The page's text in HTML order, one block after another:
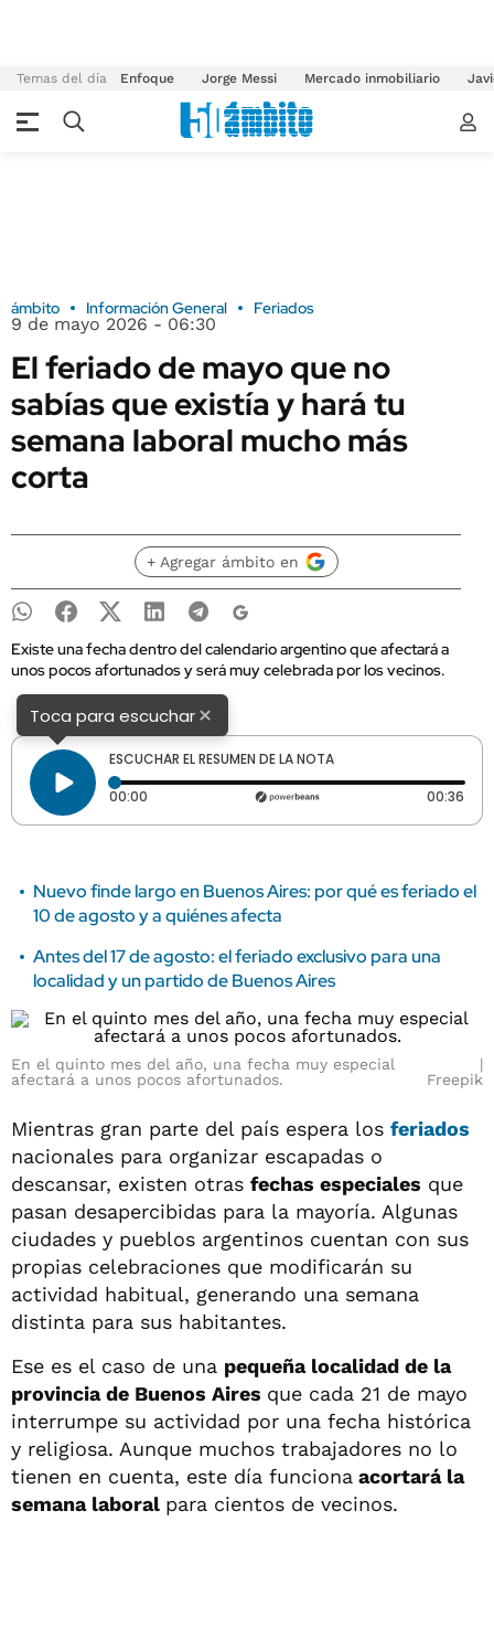
Temas del día Enfoque Jorge Messi Mercado inmobiliario
ámbito Información General Feriados
9 de mayo 2026 - 06:30
El feriado de mayo que no
sabías que existía y hará tu
semana laboral mucho más
corta
+ Agregar ámbito en
Existe una fecha dentro del calendario argentino que afectará a
unos pocos afortunados y será muy celebrada por los vecinos.
Toca para escuchar×
ESCUCHAR EL RESUMEN DE LA NOTA
00:00 Tiempo transcurrido: 0 segundos 00:36
Nuevo finde largo en Buenos Aires: por qué es feriado el
10 de agosto y a quiénes afecta
Antes del 17 de agosto: el feriado exclusivo para una
localidad y un partido de Buenos Aires
En el quinto mes del año, una fecha muy especial
afectará a unos pocos afortunados.
Freepik
Mientras gran parte del país espera los feriados
nacionales para organizar escapadas o
descansar, existen otras fechas especiales que
pasan desapercibidas para la mayoría. Algunas
ciudades y pueblos argentinos cuentan con sus
propias celebraciones que modificarán su
actividad habitual, generando una semana
distinta para sus habitantes.
Ese es el caso de una pequeña localidad de la
provincia de Buenos Aires que cada 21 de mayo
interrumpe su actividad por una fecha histórica
y religiosa. Aunque muchos trabajadores no lo
tienen en cuenta, este día funciona acortará la
semana laboral para cientos de vecinos.